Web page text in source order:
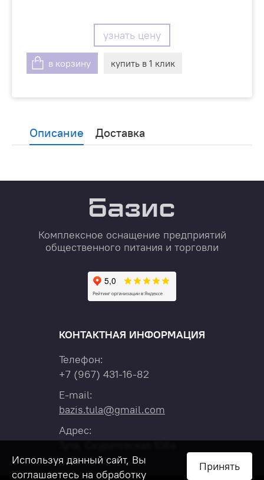
узнать цену
в корзину купить в 1 клик
Описание Доставка
Комплексное оснащение предприятий
общественного питания и торговли
КОНТАКТНАЯ ИНФОРМАЦИЯ
Телефон:
+7 (967) 431-16-82
E-mail:
bazis.tula@gmail.com
Адрес:
Тула, Скуратовская 108а
Используя данный сайт, Вы
соглашаетесь на обработку
Принять